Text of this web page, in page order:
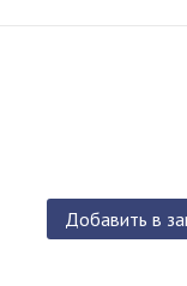
Добавить в